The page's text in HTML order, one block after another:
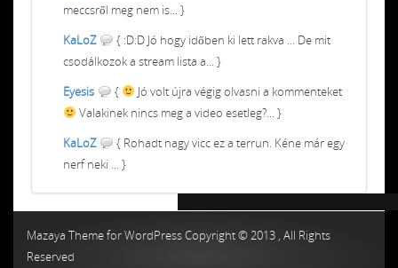
meccsről meg nem is... }
KaLoZ
{ :D:D Jó hogy időben ki lett rakva ... De mit
csodálkozok a stream lista a... }
Eyesis
{
Jó volt újra végig olvasni a kommenteket
Valakinek nincs meg a video esetleg?... }
KaLoZ
{ Rohadt nagy vicc ez a terrun. Kéne már egy
nerf neki ... }
Mazaya Theme for WordPress Copyright © 2013 , All Rights
Reserved